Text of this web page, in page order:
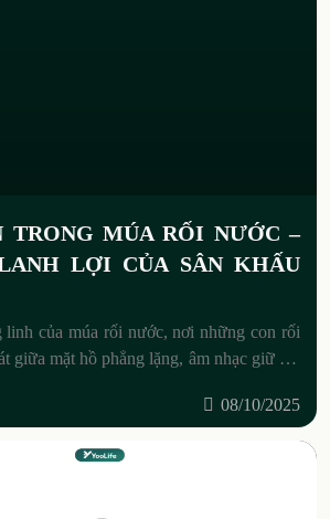
TRONG MÚA RỐI NƯỚC –
LỢI CỦA SÂN KHẤU
linh của múa rối nước, nơi những con rối
giữa mặt hồ phẳng lặng, âm nhạc giữ vai
08/10/2025